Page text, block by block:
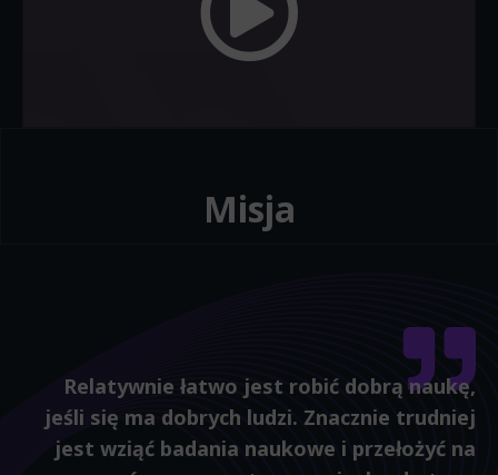
Misja
Relatywnie łatwo jest robić dobrą naukę,
jeśli się ma dobrych ludzi. Znacznie trudniej
jest wziąć badania naukowe i przełożyć na